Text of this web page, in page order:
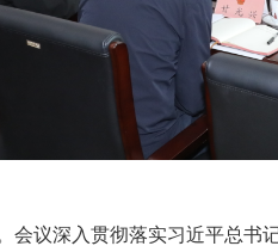
议深入贯彻落实习近平总